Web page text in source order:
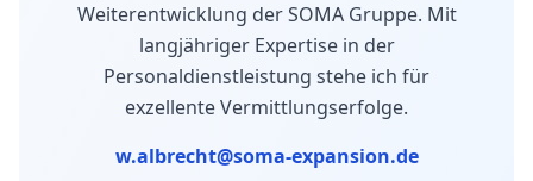
Weiterentwicklung der SOMA Gruppe. Mit
langjähriger Expertise in der
Personaldienstleistung stehe ich für
exzellente Vermittlungserfolge.
w.albrecht@soma-expansion.de